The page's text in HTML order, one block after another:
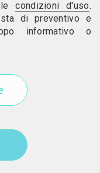
condizioni d'uso.
di preventivo e
informativo o